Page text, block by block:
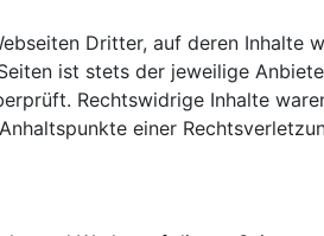
Dritter, auf deren Inhalte
ist stets der jeweilige
Rechtswidrige Inhalte
einer